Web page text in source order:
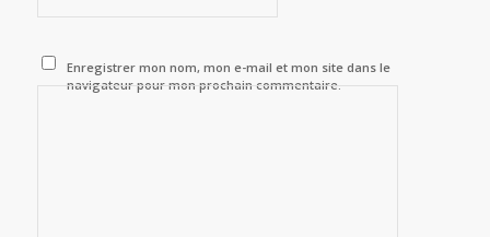
Enregistrer mon nom, mon e-mail et mon site dans le
navigateur pour mon prochain commentaire.